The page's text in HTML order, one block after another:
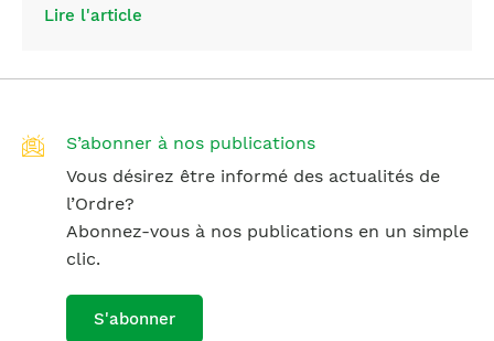
Lire l'article
S’abonner à nos publications
Vous désirez être informé des actualités de
l’Ordre?
Abonnez-vous à nos publications en un simple
clic.
S'abonner